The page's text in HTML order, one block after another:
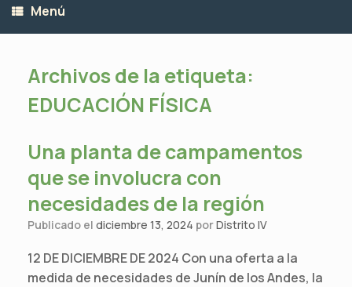
Menú
Archivos de la etiqueta:
EDUCACIÓN FÍSICA
Una planta de campamentos
que se involucra con
necesidades de la región
Publicado el diciembre 13, 2024 porDistrito IV
12 DE DICIEMBRE DE 2024 Con una oferta a la
medida de necesidades de Junín de los Andes, la